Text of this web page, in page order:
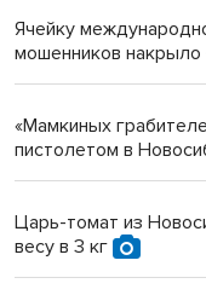
Ячейку
мошенников
«Мамкиных
пистолетом в
Царь-томат из
весу в 3 кг